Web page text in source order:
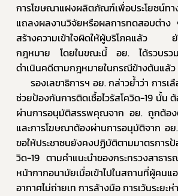
การโฆษณาแฝงผลิตภัณฑ์เพื่อประโยชน์
แถลงผลงานวิจัยหรือผลการทดสอบต่าง
สร้างความเข้าใจผิดให้ผู้บริโภคแล้ว ยั
กฎหมาย โดยในขณะนี้ อย. ได้รวบรว
ดำเนินคดีตามกฎหมายในกรณีข้างต้นแล้ว
รองเลขาธิการฯ อย. กล่าวย้ำว่า การ
ช่วยป้องกันการติดเชื้อไวรัสโควิด-19 นั้
ผ่านการอนุมัติสรรพคุณจาก อย. ถูกต้อง
และการโฆษณาต้องผ่านการอนุมัติจาก อ
ขอให้ประชาชนยังคงปฏิบัติตามมาตรการป้
วิด-19 ตามคำแนะนำของกระทรวงสาธ
หน้ากากอนามัยเมื่อเข้าไปในสถานที่ผู้คน
อากาศไม่ถ่ายเท การล้างมือ การเว้นระยะห่